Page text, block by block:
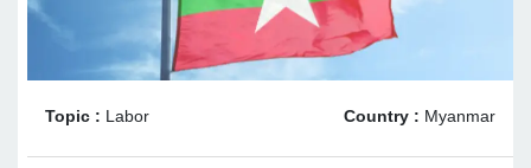
Topic : Labor Country : Myanmar